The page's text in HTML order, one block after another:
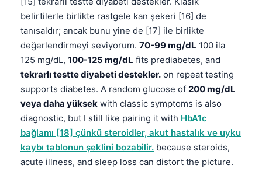
belirtilerle birlikte rastgele kan şekeri [16] de
tanısaldır; ancak bunu yine de [17] ile birlikte
değerlendirmeyi seviyorum. 70-99 mg/dL 100 ila
125 mg/dL, 100-125 mg/dL fits prediabetes, and
tekrarlı testte diyabeti destekler. on repeat testing
supports diabetes. A random glucose of 200 mg/dL
veya daha yüksek with classic symptoms is also
diagnostic, but I still like pairing it with HbA1c
bağlamı [18] çünkü steroidler, akut hastalık ve uyku
kaybı tablonun şeklini bozabilir. because steroids,
acute illness, and sleep loss can distort the picture.